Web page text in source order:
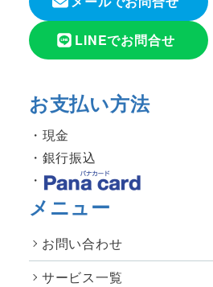
LINEでお問合せ
お支払い方法
現金
銀行振込
メニュー
お問い合わせ
サービス一覧